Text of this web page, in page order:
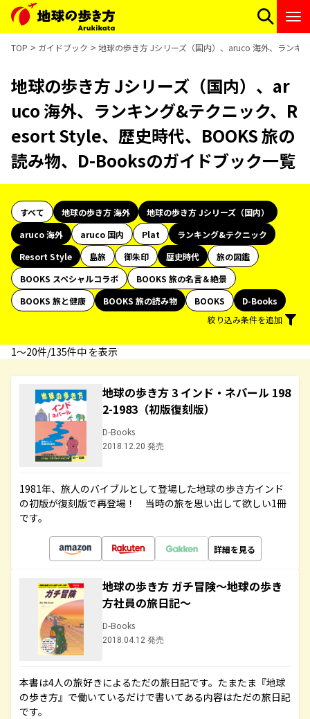
TOP ガイドブック 地球の歩き方 Jシリーズ（国内）、aruco 海外、ランキ
地球の歩き方 Jシリーズ（国内）、ar
uco 海外、ランキング&テクニック、R
esort Style、歴史時代、BOOKS 旅の
読み物、D-Booksのガイドブック一覧
すべて 地球の歩き方 海外
地球の歩き方 Jシリーズ（国内）
aruco 海外
aruco 国内 Plat
ランキング&テクニック
Resort Style
島旅 御朱印 歴史時代
旅の図鑑
BOOKS スペシャルコラボ
BOOKS 旅の名言＆絶景
BOOKS 旅と健康
BOOKS 旅の読み物 BOOKS
D-Books
絞り込み条件を追加
1〜20件/135件中 を表示
地球の歩き方 3 インド・ネパール 198
2-1983（初版復刻版）
D-Books
2018.12.20 発売
1981年、旅人のバイブルとして登場した地球の歩き方インド
の初版が復刻版で再登場！ 当時の旅を思い出して欲しい1冊
です。
詳細を見る
地球の歩き方 ガチ冒険～地球の歩き
方社員の旅日記～
D-Books
2018.04.12 発売
本書は4人の旅好きによるただの旅日記です。たまたま『地球
の歩き方』で働いているだけで書いてある内容はただの旅日記
です。